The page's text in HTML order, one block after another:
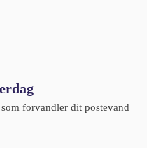
forvandler dit postevand